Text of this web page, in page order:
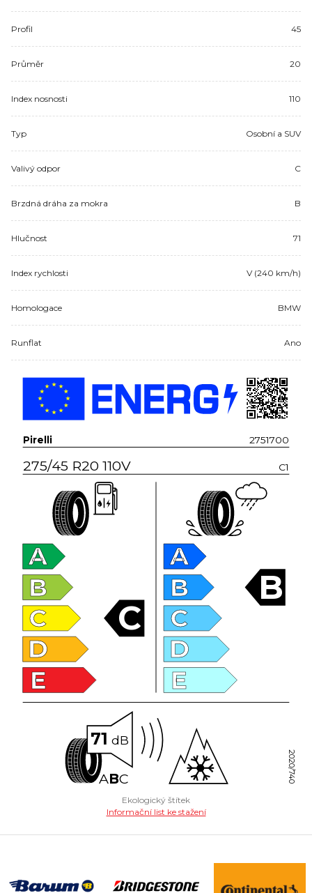
Profil 45
Průměr 20
Index nosnosti 110
Typ Osobní a SUV
Valivý odpor C
Brzdná dráha za mokra B
Hlučnost 71
Index rychlosti V (240 km/h)
Homologace BMW
Runflat Ano
Pirelli 2751700
275/45 R20 110V C1
A
B
C
D
E
C
A
B
C
D
E
B
71 dB
ABC 2020/740
Ekologický štítek
Informační list ke stažení